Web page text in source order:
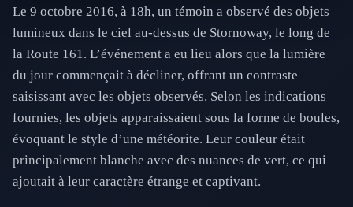
Le 9 octobre 2016, à 18h, un témoin a observé des objets
lumineux dans le ciel au-dessus de Stornoway, le long de
la Route 161. L’événement a eu lieu alors que la lumière
du jour commençait à décliner, offrant un contraste
saisissant avec les objets observés. Selon les indications
fournies, les objets apparaissaient sous la forme de boules,
évoquant le style d’une météorite. Leur couleur était
principalement blanche avec des nuances de vert, ce qui
ajoutait à leur caractère étrange et captivant.